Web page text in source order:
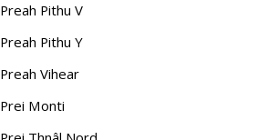
Preah Pithu V
Preah Pithu Y
Preah Vihear
Prei Monti